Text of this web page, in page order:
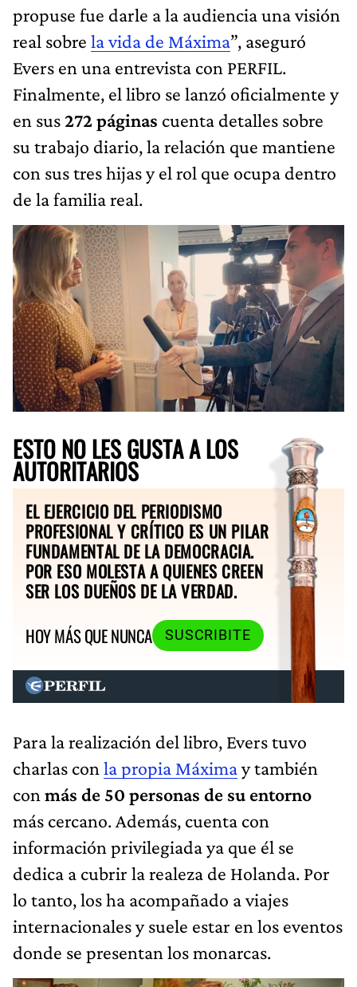
propuse fue darle a la audiencia una visión
real sobre la vida de Máxima”, aseguró
Evers en una entrevista con PERFIL.
Finalmente, el libro se lanzó oficialmente y
en sus272 páginas cuenta detalles sobre
su trabajo diario, la relación que mantiene
con sus tres hijas y el rol que ocupa dentro
de la familia real.
ESTO NO LES GUSTA A LOS
AUTORITARIOS
EL EJERCICIO DEL PERIODISMO
PROFESIONAL Y CRÍTICO ES UN PILAR
FUNDAMENTAL DE LA DEMOCRACIA.
POR ESO MOLESTA A QUIENES CREEN
SER LOS DUEÑOS DE LA VERDAD.
HOY MÁS QUE NUNCA
SUSCRIBITE
Para la realización del libro, Evers tuvo
charlas con la propia Máximay también
con más de 50 personas de su entorno
más cercano. Además, cuenta con
información privilegiada ya que él se
dedica a cubrir la realeza de Holanda. Por
lo tanto, los ha acompañado a viajes
internacionales y suele estar en los eventos
donde se presentan los monarcas.